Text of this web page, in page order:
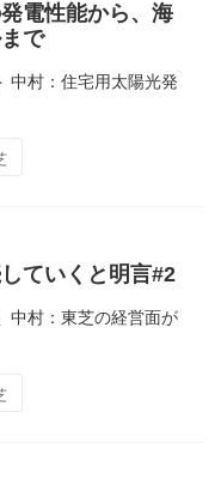
電性能から、海
で
中村：住宅用太陽光発
ていくと明言#2
中村：東芝の経営面が